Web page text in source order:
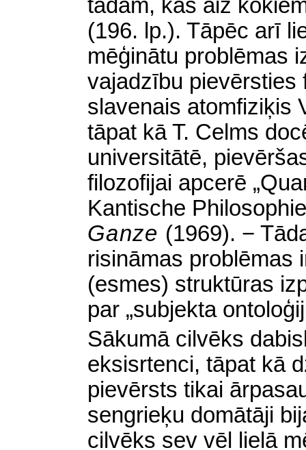
tādam, kas aiz
(196. lp.). Tāpēc arī
mēģinātu problēmas
vajadzību pievērsties
slavenais atomfiziķis
tāpat kā T. Celms
universitātē,
filozofijai apcerē
Kantische
Ganze (1969). −
risināmas problēmas
(esmes) struktūras
par „subjekta
Sākumā cilvēks
eksisrtenci, tāpat kā
pievērsts tikai
sengrieķu domātāji
cilvēks sev vēl lielā